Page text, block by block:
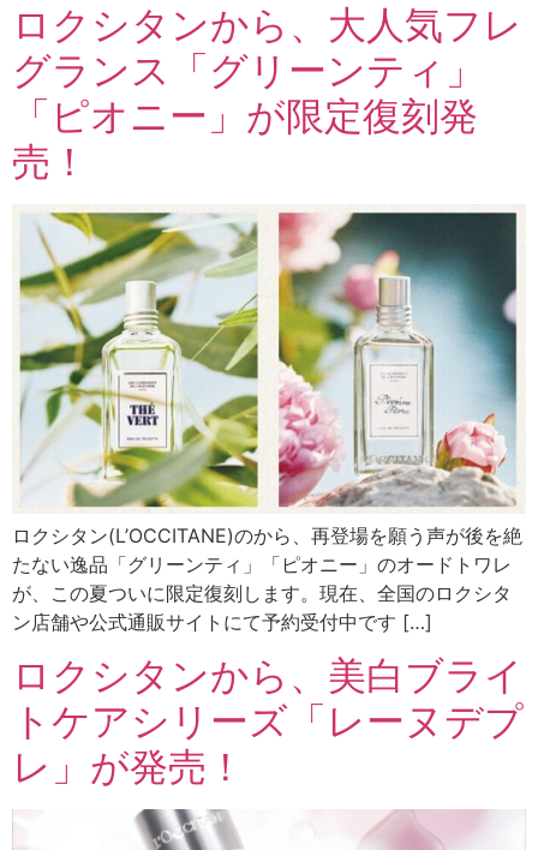
ロクシタンから、大人気フレ
グランス「グリーンティ」
「ピオニー」が限定復刻発
売！
ロクシタン(L’OCCITANE)のから、再登場を願う声が後を絶
たない逸品「グリーンティ」「ピオニー」のオードトワレ
が、この夏ついに限定復刻します。現在、全国のロクシタ
ン店舗や公式通販サイトにて予約受付中です […]
ロクシタンから、美白ブライ
トケアシリーズ「レーヌデプ
レ」が発売！